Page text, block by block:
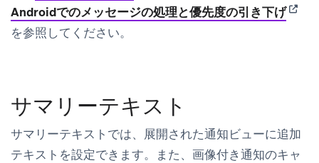
Androidでのメッセージの処理と優先度の引き下げ
を参照してください。
サマリーテキスト
サマリーテキストでは、展開された通知ビューに追加
テキストを設定できます。また、画像付き通知のキャ